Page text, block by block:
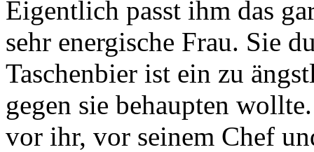
Eigentlich passt ihm das
sehr energische Frau. Sie
Taschenbier ist ein zu
gegen sie behaupten
vor ihr, vor seinem Chef